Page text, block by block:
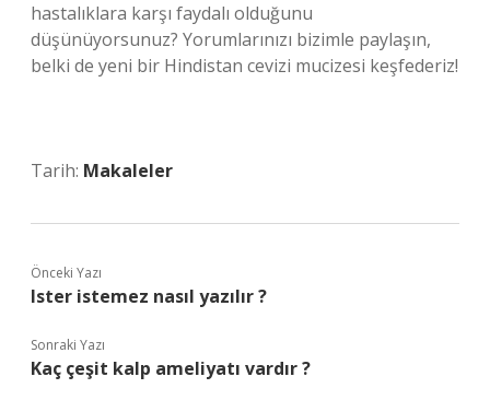
hastalıklara karşı faydalı olduğunu
düşünüyorsunuz? Yorumlarınızı bizimle paylaşın,
belki de yeni bir Hindistan cevizi mucizesi keşfederiz!
Tarih: Makaleler
Önceki Yazı
Ister istemez nasıl yazılır ?
Sonraki Yazı
Kaç çeşit kalp ameliyatı vardır ?